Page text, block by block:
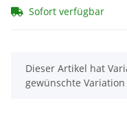
Sofort verfügbar
x
Dieser Artikel hat
gewünschte Variation